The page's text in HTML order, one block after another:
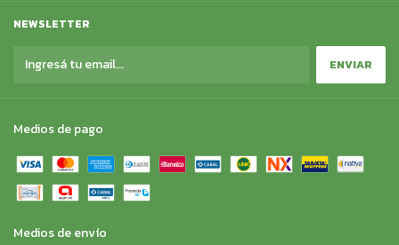
NEWSLETTER
Medios de pago
Medios de envío